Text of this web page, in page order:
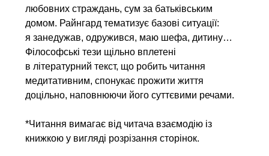
любовних страждань, сум за батьківським
домом. Райнгард тематизує базові ситуації:
я занедужав, одружився, маю шефа, дитину…
Філософські тези щільно вплетені
в літературний текст, що робить читання
медитативним, спонукає прожити життя
доцільно, наповнюючи його суттєвими речами.
*Читання вимагає від читача взаємодію із
книжкою у вигляді розрізання сторінок.